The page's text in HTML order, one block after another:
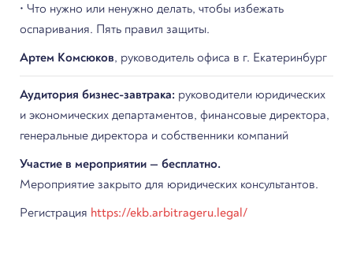
• Что нужно или ненужно делать, чтобы избежать
оспаривания. Пять правил защиты.
Артем Комсюков, руководитель офиса в г. Екатеринбург
Аудитория бизнес-завтрака: руководители юридических
и экономических департаментов, финансовые директора,
генеральные директора и собственники компаний
Участие в мероприятии — бесплатно.
Мероприятие закрыто для юридических консультантов.
Регистрация https://ekb.arbitrageru.legal/